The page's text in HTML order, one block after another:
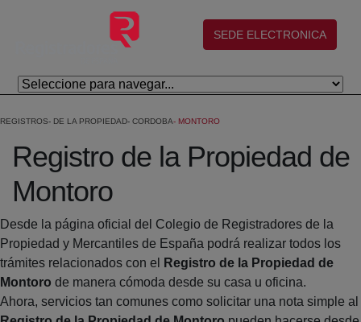
Eduki nagusira joan
(abre en nueva ventana)
SEDE ELECTRONICA
REGISTROS DE LA PROPIEDAD CORDOBA MONTORO
Registro de la Propiedad de
Montoro
Desde la página oficial del Colegio de Registradores de la
Propiedad y Mercantiles de España podrá realizar todos los
trámites relacionados con el
Registro de la Propiedad de
Montoro de manera cómoda desde su casa u oficina.
Ahora, servicios tan comunes como solicitar una nota simple al